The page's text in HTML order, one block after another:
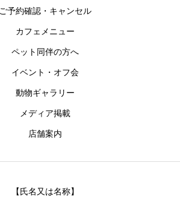
ご予約確認・キャンセル
カフェメニュー
ペット同伴の方へ
イベント・オフ会
動物ギャラリー
メディア掲載
店舗案内
【氏名又は名称】